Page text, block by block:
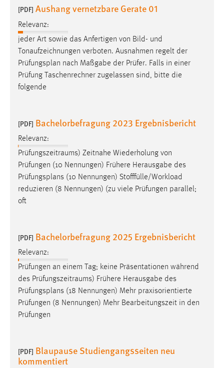
[PDF] Aushang vernetzbare Gerate 01
Relevanz:
jeder Art sowie das Anfertigen von Bild- und
Tonaufzeichnungen verboten. Ausnahmen regelt der
Prüfungsplan nach Maßgabe der Prüfer. Falls in einer
Prüfung Taschenrechner zugelassen sind, bitte die
folgende
[PDF] Bachelorbefragung 2023 Ergebnisbericht
Relevanz:
Prüfungszeitraums) Zeitnahe Wiederholung von
Prüfungen (10 Nennungen) Frühere Herausgabe des
Prüfungsplans (10 Nennungen) Stofffülle/Workload
reduzieren (8 Nennungen) (zu viele Prüfungen parallel;
oft
[PDF] Bachelorbefragung 2025 Ergebnisbericht
Relevanz:
Prüfungen an einem Tag; keine Präsentationen während
des Prüfungszeitraums) Frühere Herausgabe des
Prüfungsplans (18 Nennungen) Mehr praxisorientierte
Prüfungen (8 Nennungen) Mehr Bearbeitungszeit in den
Prüfungen
[PDF] Blaupause Studiengangsseiten neu
kommentiert